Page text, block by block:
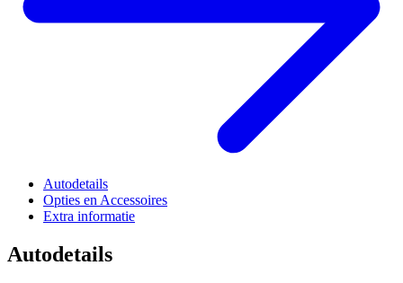
Autodetails
Opties en Accessoires
Extra informatie
Autodetails